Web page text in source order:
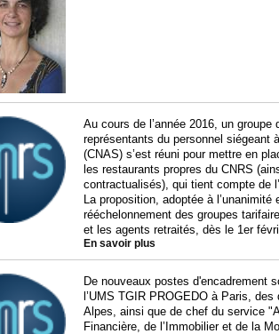
Au cours de l’année 2016, un
représentants du personnel siégeant
(CNAS) s’est réuni pour mettre en
les restaurants propres du CNRS
contractualisés), qui tient compte de
La proposition, adoptée à
rééchelonnement des groupes
et les agents retraités, dès le 1er
En savoir plus
De nouveaux postes d'encadrement
l’UMS TGIR PROGEDO à Paris,
Alpes, ainsi que de chef du service
Financière, de l’Immobilier et de la